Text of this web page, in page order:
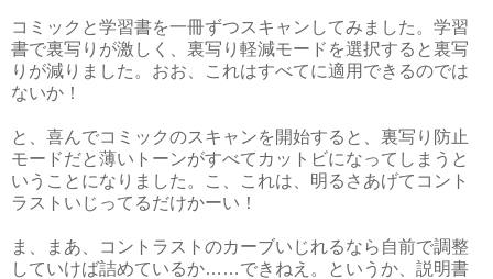
コミックと学習書を一冊ずつスキャンしてみました。学習
書で裏写りが激しく、裏写り軽減モードを選択すると裏写
りが減りました。おお、これはすべてに適用できるのでは
ないか！
と、喜んでコミックのスキャンを開始すると、裏写り防止
モードだと薄いトーンがすべてカットビになってしまうと
いうことになりました。こ、これは、明るさあげてコント
ラストいじってるだけかーい！
ま、まあ、コントラストのカーブいじれるなら自前で調整
していけば詰めているか……できねえ。というか、説明書